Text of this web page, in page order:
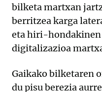
bilketa martxan
berritzea karga
eta hiri-
digitalizazioa
Gaikako bilketaren
du pisu berezia